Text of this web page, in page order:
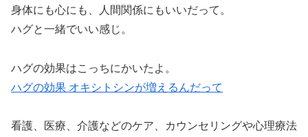
身体にも心にも、人間関係にもいいだって。
ハグと一緒でいい感じ。
ハグの効果はこっちにかいたよ。
ハグの効果 オキシトシンが増えるんだって
看護、医療、介護などのケア、カウンセリングや心理療法